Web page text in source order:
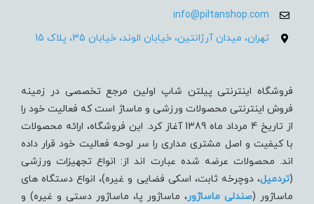
info@piltanshop.com
تهران، میدان آرژانتین، خیابان الوند، خیابان 35، پلاک 15
فروشگاه اینترنتی پیلتن شاپ اولین مرجع تخصصی در زمینه
فروش اینترنتی محصولات ورزشی و ماساژ است که فعالیت خود را
از تاریخ 4 مرداد ماه 1389 آغاز کرد. این فروشگاه، ارائه محصولات
با کیفیت و اصل مشتری مداری را سر لوحه فعالیت خود قرار داده
اند. محصولات عرضه شده عبارت اند از: انواع تجهیزات ورزشی
(تردميل، دوچرخه ثابت، اسکی فضایی و غیره)، انواع دستگاه های
ماساژور (صندلی ماساژور، ماساژور پا، ماساژور دستی و غیره) و